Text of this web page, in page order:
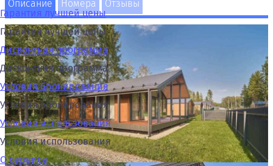
Гарантия лучшей цены
Гарантия лучшей цены
Дисконтная программа
Дисконтная программа
Условия бронирования
Условия бронирования
Условия использования
Условия использования
О сервисе
Описание Номера Отзывы